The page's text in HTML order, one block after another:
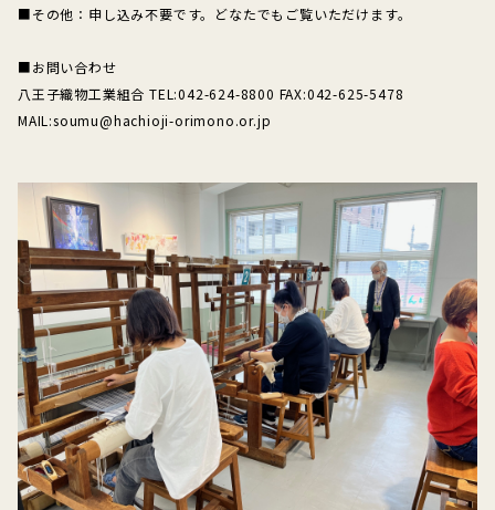
■その他：申し込み不要です。どなたでもご覧いただけます。
■お問い合わせ
八王子織物工業組合 TEL:042-624-8800 FAX:042-625-5478
MAIL:soumu@hachioji-orimono.or.jp